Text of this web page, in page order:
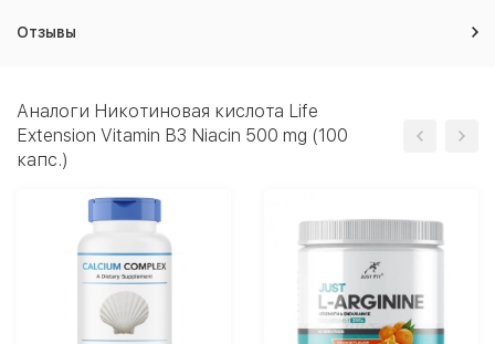
Отзывы
Аналоги Никотиновая кислота Life
Extension Vitamin B3 Niacin 500 mg (100
капс.)